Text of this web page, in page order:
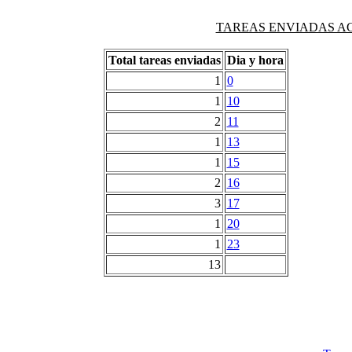
TAREAS ENVIADAS
Total tareas enviadas Dia y hora
1
0
1
10
2 11
1
13
1
15
2 16
3 17
1
20
1
23
13